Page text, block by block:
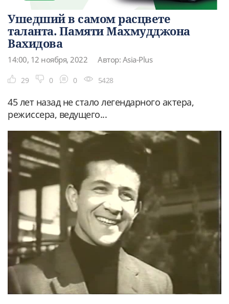
Ушедший в самом расцвете
таланта. Памяти Махмудджона
Вахидова
14:00, 12 ноября, 2022 Автор: Asia-Plus
29 0 0 5428
45 лет назад не стало легендарного актера,
режиссера, ведущего...